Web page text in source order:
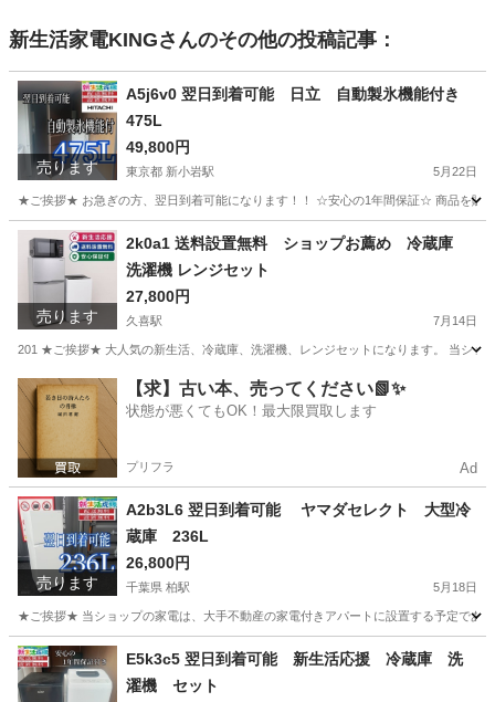
新生活家電KINGさんのその他の投稿記事：
売ります
A5j6v0 翌日到着可能 日立 自動製氷機能付き
475L
49,800円
東京都 新小岩駅 5月22日
★ご挨拶★ お急ぎの方、翌日到着可能になります！！ ☆安心の1年間保証☆ 商品を販
東京 江戸川区 新小岩駅 生活家電 ショップ
売ります
2k0a1 送料設置無料 ショップお薦め 冷蔵庫
洗濯機 レンジセット
27,800円
久喜駅 7月14日
201 ★ご挨拶★ 大人気の新生活、冷蔵庫、洗濯機、レンジセットになります。 当ショ
埼玉 久喜市 久喜駅 生活家電 レンジ
【求】古い本、売ってください📗✨
状態が悪くてもOK！最大限買取します
プリフラ Ad
売ります
A2b3L6 翌日到着可能 ヤマダセレクト 大型冷
蔵庫 236L
26,800円
千葉県 柏駅 5月18日
★ご挨拶★ 当ショップの家電は、大手不動産の家電付きアパートに設置する予定で
千葉 柏市 生活家電 ヤマダ
E5k3c5 翌日到着可能 新生活応援 冷蔵庫 洗
濯機 セット